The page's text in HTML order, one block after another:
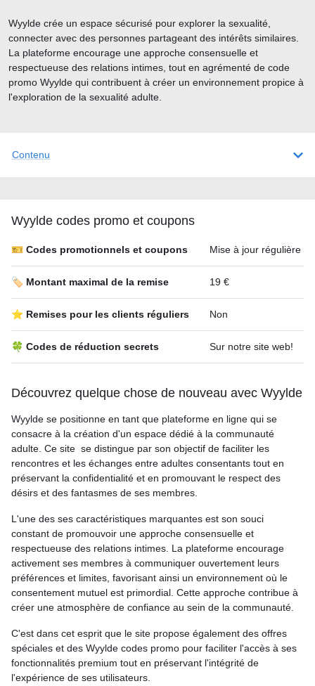
Contenu
Wyylde codes promo et coupons
🎫 Codes promotionnels et coupons Mise à jour régulière
🏷️ Montant maximal de la remise 19 €
⭐ Remises pour les clients réguliers Non
🍀 Codes de réduction secrets Sur notre site web!
Découvrez quelque chose de nouveau avec Wyylde
Wyylde se positionne en tant que plateforme en ligne qui se
consacre à la création d'un espace dédié à la communauté
adulte. Ce site se distingue par son objectif de faciliter les
rencontres et les échanges entre adultes consentants tout en
préservant la confidentialité et en promouvant le respect des
désirs et des fantasmes de ses membres.
L'une des ses caractéristiques marquantes est son souci
constant de promouvoir une approche consensuelle et
respectueuse des relations intimes. La plateforme encourage
activement ses membres à communiquer ouvertement leurs
préférences et limites, favorisant ainsi un environnement où le
consentement mutuel est primordial. Cette approche contribue à
créer une atmosphère de confiance au sein de la communauté.
C'est dans cet esprit que le site propose également des offres
spéciales et des Wyylde codes promo pour faciliter l'accès à ses
fonctionnalités premium tout en préservant l'intégrité de
l'expérience de ses utilisateurs.
Wyylde crée un espace sécurisé pour explorer la sexualité,
connecter avec des personnes partageant des intérêts similaires.
La plateforme encourage une approche consensuelle et
respectueuse des relations intimes, tout en agrémenté de code
promo Wyylde qui contribuent à créer un environnement propice à
l'exploration de la sexualité adulte.